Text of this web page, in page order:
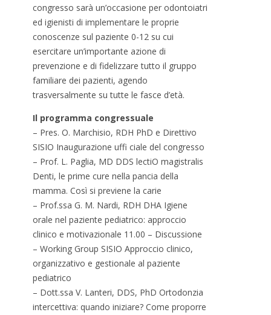
congresso sarà un’occasione per odontoiatri
ed igienisti di implementare le proprie
conoscenze sul paziente 0-12 su cui
esercitare un’importante azione di
prevenzione e di fidelizzare tutto il gruppo
familiare dei pazienti, agendo
trasversalmente su tutte le fasce d’età.
Il programma congressuale
– Pres. O. Marchisio, RDH PhD e Direttivo
SISIO Inaugurazione uffi ciale del congresso
– Prof. L. Paglia, MD DDS lectiO magistralis
Denti, le prime cure nella pancia della
mamma. Così si previene la carie
– Prof.ssa G. M. Nardi, RDH DHA Igiene
orale nel paziente pediatrico: approccio
clinico e motivazionale 11.00 – Discussione
– Working Group SISIO Approccio clinico,
organizzativo e gestionale al paziente
pediatrico
– Dott.ssa V. Lanteri, DDS, PhD Ortodonzia
intercettiva: quando iniziare? Come proporre